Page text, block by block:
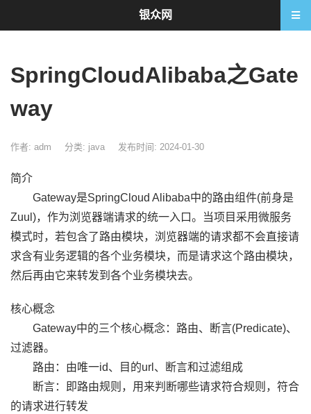
SpringCloudAlibaba之Gate
way
作者: adm 分类: java 发布时间: 2024-01-30
简介
Gateway是SpringCloud Alibaba中的路由组件(前身是
Zuul)，作为浏览器端请求的统一入口。当项目采用微服务
模式时，若包含了路由模块，浏览器端的请求都不会直接请
求含有业务逻辑的各个业务模块，而是请求这个路由模块，
然后再由它来转发到各个业务模块去。
核心概念
Gateway中的三个核心概念：路由、断言(Predicate)、
过滤器。
路由：由唯一id、目的url、断言和过滤组成
断言：即路由规则，用来判断哪些请求符合规则，符合
的请求进行转发
银众网